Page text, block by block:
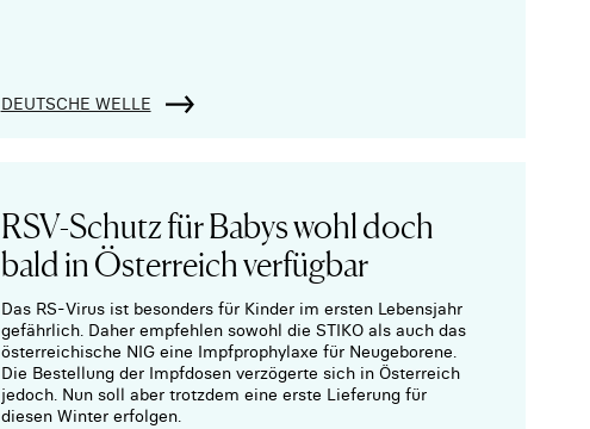
DEUTSCHE WELLE
RSV-Schutz für Babys wohl doch
bald in Österreich verfügbar
Das RS-Virus ist besonders für Kinder im ersten Lebensjahr
gefährlich. Daher empfehlen sowohl die STIKO als auch das
österreichische NIG eine Impfprophylaxe für Neugeborene.
Die Bestellung der Impfdosen verzögerte sich in Österreich
jedoch. Nun soll aber trotzdem eine erste Lieferung für
diesen Winter erfolgen.